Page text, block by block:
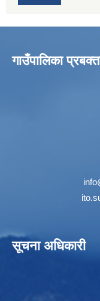
गाउँपालिका
सूचना अधिकारी